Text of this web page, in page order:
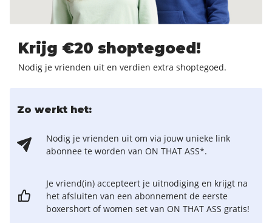
Krijg €20 shoptegoed!
Nodig je vrienden uit en verdien extra shoptegoed.
Zo werkt het:
Nodig je vrienden uit om via jouw unieke link
abonnee te worden van ON THAT ASS*.
Je vriend(in) accepteert je uitnodiging en krijgt na
het afsluiten van een abonnement de eerste
boxershort of women set van ON THAT ASS gratis!